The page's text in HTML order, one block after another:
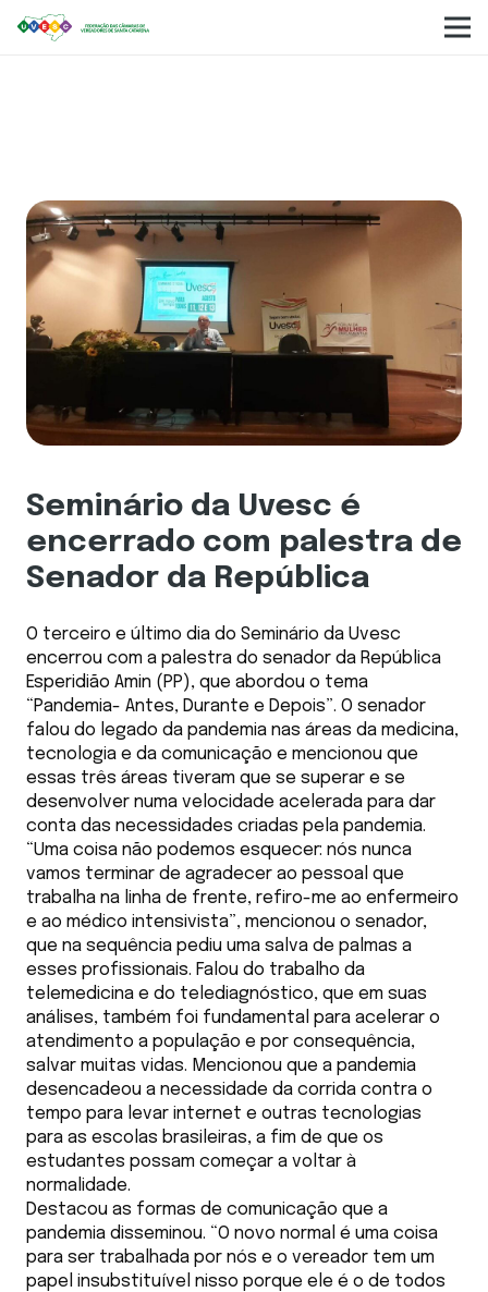
Seminário da Uvesc é
encerrado com palestra de
Senador da República
O terceiro e último dia do Seminário da Uvesc
encerrou com a palestra do senador da República
Esperidião Amin (PP), que abordou o tema
“Pandemia- Antes, Durante e Depois”. O senador
falou do legado da pandemia nas áreas da medicina,
tecnologia e da comunicação e mencionou que
essas três áreas tiveram que se superar e se
desenvolver numa velocidade acelerada para dar
conta das necessidades criadas pela pandemia.
“Uma coisa não podemos esquecer: nós nunca
vamos terminar de agradecer ao pessoal que
trabalha na linha de frente, refiro-me ao enfermeiro
e ao médico intensivista”, mencionou o senador,
que na sequência pediu uma salva de palmas a
esses profissionais. Falou do trabalho da
telemedicina e do telediagnóstico, que em suas
análises, também foi fundamental para acelerar o
atendimento a população e por consequência,
salvar muitas vidas. Mencionou que a pandemia
desencadeou a necessidade da corrida contra o
tempo para levar internet e outras tecnologias
para as escolas brasileiras, a fim de que os
estudantes possam começar a voltar à
normalidade.
Destacou as formas de comunicação que a
pandemia disseminou. “O novo normal é uma coisa
para ser trabalhada por nós e o vereador tem um
papel insubstituível nisso porque ele é o de todos